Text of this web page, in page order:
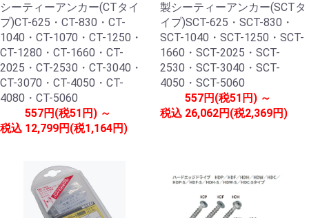
シーティーアンカー(CTタイ
プ)CT-625・CT-830・CT-
1040・CT-1070・CT-1250・
CT-1280・CT-1660・CT-
2025・CT-2530・CT-3040・
CT-3070・CT-4050・CT-
4080・CT-5060
税込
557円(税51円) ～
12,799円(税1,164円)
製シーティーアンカー(SCTタ
イプ)SCT-625・SCT-830・
SCT-1040・SCT-1250・SCT-
1660・SCT-2025・SCT-
2530・SCT-3040・SCT-
4050・SCT-5060
税込
557円(税51円) ～
26,062円(税2,369円)